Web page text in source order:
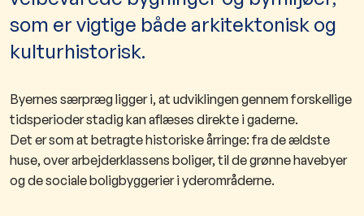
som er vigtige både arkitektonisk og
kulturhistorisk.
Byernes særpræg ligger i, at udviklingen gennem forskellige
tidsperioder stadig kan aflæses direkte i gaderne.
Det er som at betragte historiske årringe: fra de ældste
huse, over arbejderklassens boliger, til de grønne havebyer
og de sociale boligbyggerier i yderområderne.